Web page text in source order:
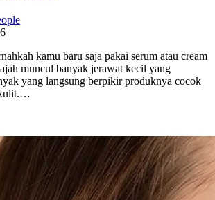
kamu baru saja pakai serum atau cream
muncul banyak jerawat kecil yang
yang langsung berpikir produknya cocok
kulit.…